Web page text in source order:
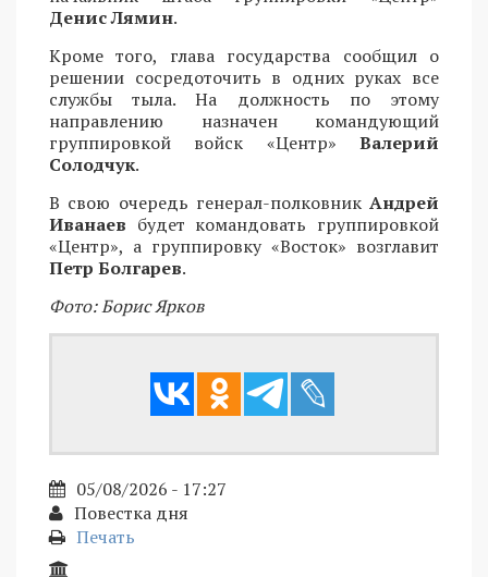
Денис Лямин.
Кроме того, глава государства сообщил о
решении сосредоточить в одних руках все
службы тыла. На должность по этому
направлению назначен командующий
группировкой войск «Центр» Валерий
Солодчук.
В свою очередь генерал-полковникАндрей
Иванаев будет командовать группировкой
«Центр», а группировку «Восток» возглавит
Петр Болгарев.
Фото: Борис Ярков
05/08/2026 - 17:27
Повестка дня
Печать